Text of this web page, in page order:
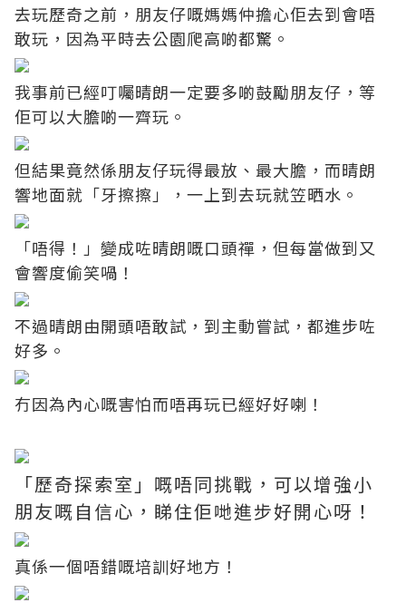
去玩歷奇之前，朋友仔嘅媽媽仲擔心佢去到會唔
敢玩，因為平時去公園爬高啲都驚。
我事前已經叮囑晴朗一定要多啲鼓勵朋友仔，等
佢可以大膽啲一齊玩。
但結果竟然係朋友仔玩得最放、最大膽，而晴朗
響地面就「牙擦擦」，一上到去玩就笠晒水。
「唔得！」變成咗晴朗嘅口頭禪，但每當做到又
會響度偷笑喎！
不過晴朗由開頭唔敢試，到主動嘗試，都進步咗
好多。
冇因為內心嘅害怕而唔再玩已經好好喇！
「歷奇探索室」嘅唔同挑戰，可以增強小
朋友嘅自信心，睇住佢哋進步好開心呀！
真係一個唔錯嘅培訓好地方！